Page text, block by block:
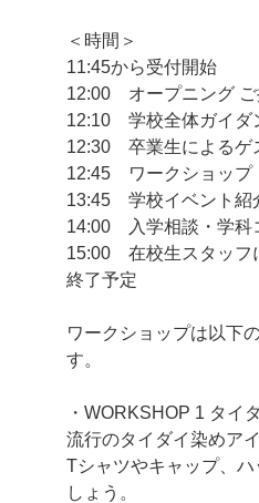
＜時間＞
11:45から受付開始
12:00 オープニング ご
12:10 学校全体ガイダ
12:30 卒業生によるゲ
12:45 ワークショップ
13:45 学校イベント紹
14:00 入学相談・学科
15:00 在校生スタッフ
終了予定
ワークショップは以下
す。
・WORKSHOP 1 タイ
流行のタイダイ染めア
Tシャツやキャップ、
しょう。